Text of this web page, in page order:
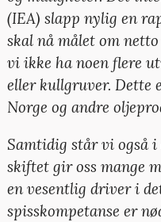
(IEA) slapp nylig en
skal nå målet om
vi ikke ha noen flere
eller kullgruver. Dette
Norge og andre
Samtidig står vi også
skiftet gir oss mange
en vesentlig driver i
spisskompetanse er